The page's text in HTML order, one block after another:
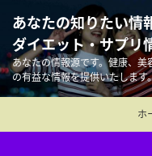
あなたの知りたい情
ダイエット・サプリ
あなたの情報源です。健康、
の有益な情報を提供いたします
ホ